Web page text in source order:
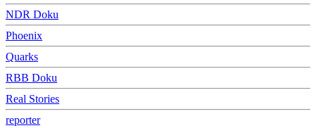
NDR Doku
Phoenix
Quarks
RBB Doku
Real Stories
reporter